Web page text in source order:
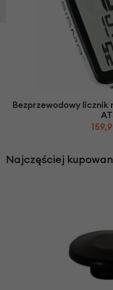
Bezprzewodowy licznik
Najczęściej